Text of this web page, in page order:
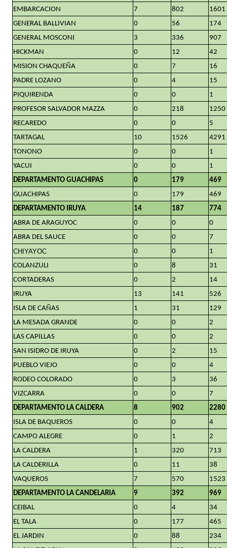
EMBARCACION
7 802
1601
GENERAL BALLIVIAN
0 56
174
GENERAL MOSCONI
3 336
907
HICKMAN
0 12
42
MISION CHAQUEÑA
0 7
16
PADRE LOZANO
0 4
15
PIQUIRENDA
0 0
1
PROFESOR SALVADOR MAZZA
0 218
1250
RECAREDO
0 0
5
TARTAGAL
10 1526
4291
TONONO
0 0
1
YACUI
0 0
1
DEPARTAMENTO GUACHIPAS
0 179
469
GUACHIPAS
0 179
469
DEPARTAMENTO IRUYA
14 187
774
ABRA DE ARAGUYOC
0 0
0
ABRA DEL SAUCE
0 0
7
CHIYAYOC
0 0
1
COLANZULI
0 8
31
CORTADERAS
0 2
14
IRUYA
13 141
526
ISLA DE CAÑAS
1 31
129
LA MESADA GRANDE
0 0
2
LAS CAPILLAS
0 0
2
SAN ISIDRO DE IRUYA
0 2
15
PUEBLO VIEJO
0 0
4
RODEO COLORADO
0 3
36
VIZCARRA
0 0
7
DEPARTAMENTO LA CALDERA
8 902
2280
ISLA DE BAQUEROS
0 0
4
CAMPO ALEGRE
0 1
2
LA CALDERA
1 320
713
LA CALDERILLA
0 11
38
VAQUEROS
7 570
1523
DEPARTAMENTO LA CANDELARIA
9 392
969
CEIBAL
0 4
34
EL TALA
0 177
465
EL JARDIN
0 88
234